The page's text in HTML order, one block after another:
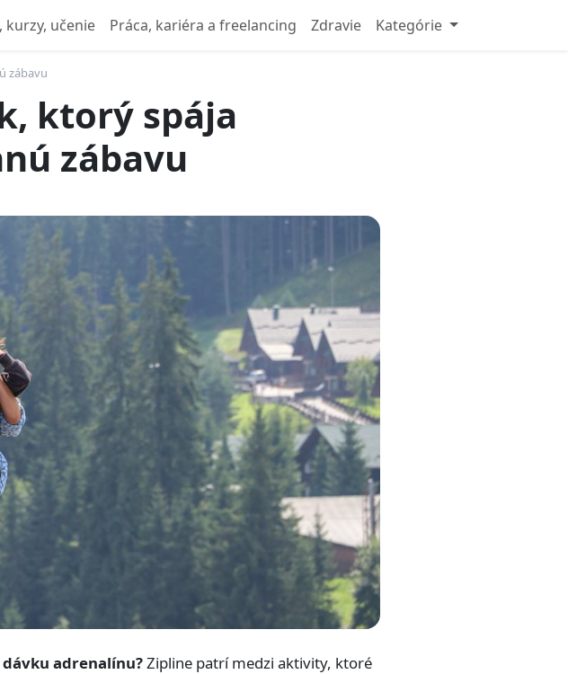
kurzy, učenie Práca, kariéra a freelancing Zdravie Kategórie
zábavu
ktorý spája
zábavu
adrenalínu?Zipline patrí medzi aktivity, ktoré